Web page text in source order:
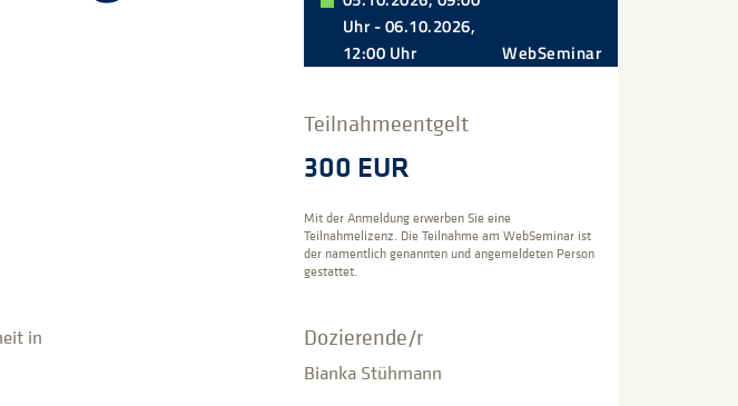
Uhr - 06.10.2026,
12:00 Uhr
WebSeminar
Teilnahmeentgelt
300 EUR
Mit der Anmeldung erwerben Sie eine
Teilnahmelizenz. Die Teilnahme am WebSeminar ist
der namentlich genannten und angemeldeten Person
gestattet.
in
Dozierende/r
Bianka Stühmann